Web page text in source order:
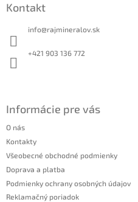
Kontakt
info@rajmineralov.sk
+421 903 136 772
Informácie pre vás
O nás
Kontakty
Všeobecné obchodné podmienky
Doprava a platba
Podmienky ochrany osobných údajov
Reklamačný poriadok